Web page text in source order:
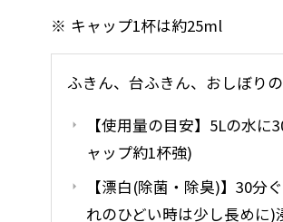
キャップ1杯は約25ml
ふきん、台ふきん、おしぼり
【使用量の目安】5Lの水に
ャップ約1杯強)
【漂白(除菌・除臭)】30分
れのひどい時は少し長めに)